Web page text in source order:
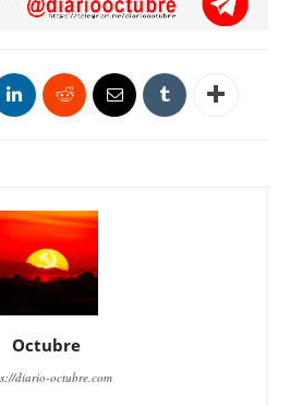
Octubre
diario-octubre.com